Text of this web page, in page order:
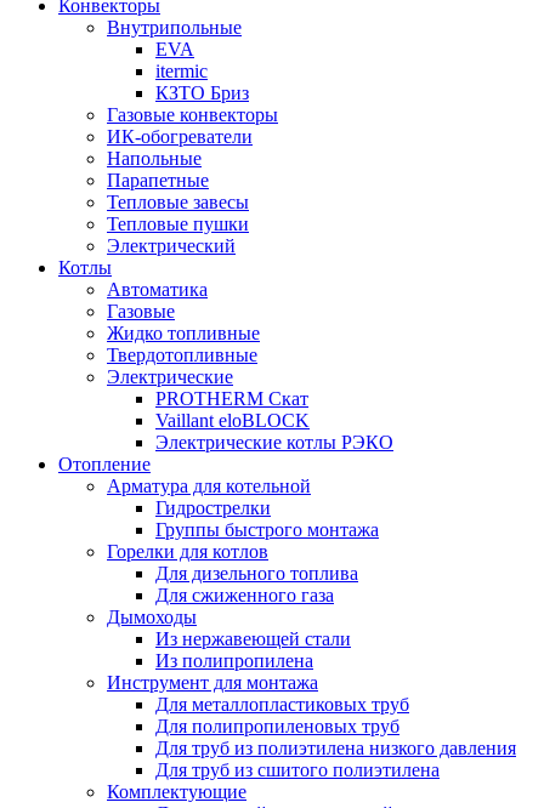
Конвекторы
Внутрипольные
EVA
itermic
КЗТО Бриз
Газовые конвекторы
ИК-обогреватели
Напольные
Парапетные
Тепловые завесы
Тепловые пушки
Электрический
Котлы
Автоматика
Газовые
Жидко топливные
Твердотопливные
Электрические
PROTHERM Скат
Vaillant eloBLOCK
Электрические котлы РЭКО
Отопление
Арматура для котельной
Гидрострелки
Группы быстрого монтажа
Горелки для котлов
Для дизельного топлива
Для сжиженного газа
Дымоходы
Из нержавеющей стали
Из полипропилена
Инструмент для монтажа
Для металлопластиковых труб
Для полипропиленовых труб
Для труб из полиэтилена низкого давления
Для труб из сшитого полиэтилена
Комплектующие